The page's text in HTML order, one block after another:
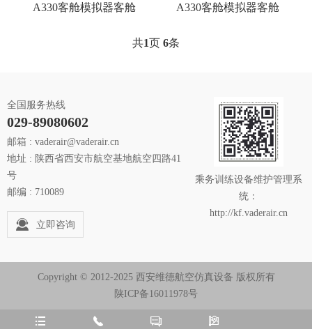
   
A330客舱模拟器客舱 A330客舱模拟器客舱
共1页 6条
全国服务热线
029-89080602
邮箱 : vaderair@vaderair.cn
地址 : 陕西省西安市航空基地航空四路41
号
邮编 : 710089
立即咨询
乘务训练设备维护管理系
统：
http://kf.vaderair.cn
Copyright © 2012-2025 西安维德航空仿真设备 版权所有
陕ICP备16011978号